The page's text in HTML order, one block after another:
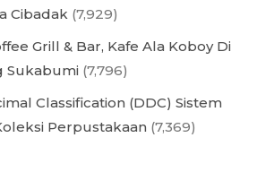
Cibadak (7,929)
Grill & Bar, Kafe Ala Koboy Di
Sukabumi (7,796)
Classification (DDC) Sistem
Perpustakaan (7,369)